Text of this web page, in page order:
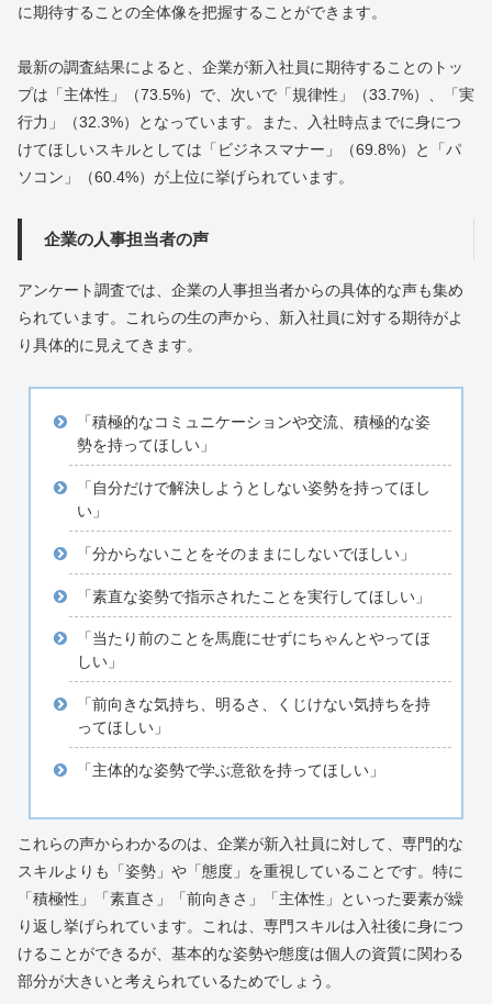
に期待することの全体像を把握することができます。
最新の調査結果によると、企業が新入社員に期待することのトッ
プは「主体性」（73.5%）で、次いで「規律性」（33.7%）、「実
行力」（32.3%）となっています。また、入社時点までに身につ
けてほしいスキルとしては「ビジネスマナー」（69.8%）と「パ
ソコン」（60.4%）が上位に挙げられています。
企業の人事担当者の声
アンケート調査では、企業の人事担当者からの具体的な声も集め
られています。これらの生の声から、新入社員に対する期待がよ
り具体的に見えてきます。
「積極的なコミュニケーションや交流、積極的な姿
勢を持ってほしい」
「自分だけで解決しようとしない姿勢を持ってほし
い」
「分からないことをそのままにしないでほしい」
「素直な姿勢で指示されたことを実行してほしい」
「当たり前のことを馬鹿にせずにちゃんとやってほ
しい」
「前向きな気持ち、明るさ、くじけない気持ちを持
ってほしい」
「主体的な姿勢で学ぶ意欲を持ってほしい」
これらの声からわかるのは、企業が新入社員に対して、専門的な
スキルよりも「姿勢」や「態度」を重視していることです。特に
「積極性」「素直さ」「前向きさ」「主体性」といった要素が繰
り返し挙げられています。これは、専門スキルは入社後に身につ
けることができるが、基本的な姿勢や態度は個人の資質に関わる
部分が大きいと考えられているためでしょう。